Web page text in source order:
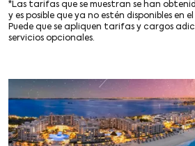
*Las tarifas que se muestran se han
y es posible que ya no estén disponibles en
Puede que se apliquen tarifas y cargos
servicios opcionales.